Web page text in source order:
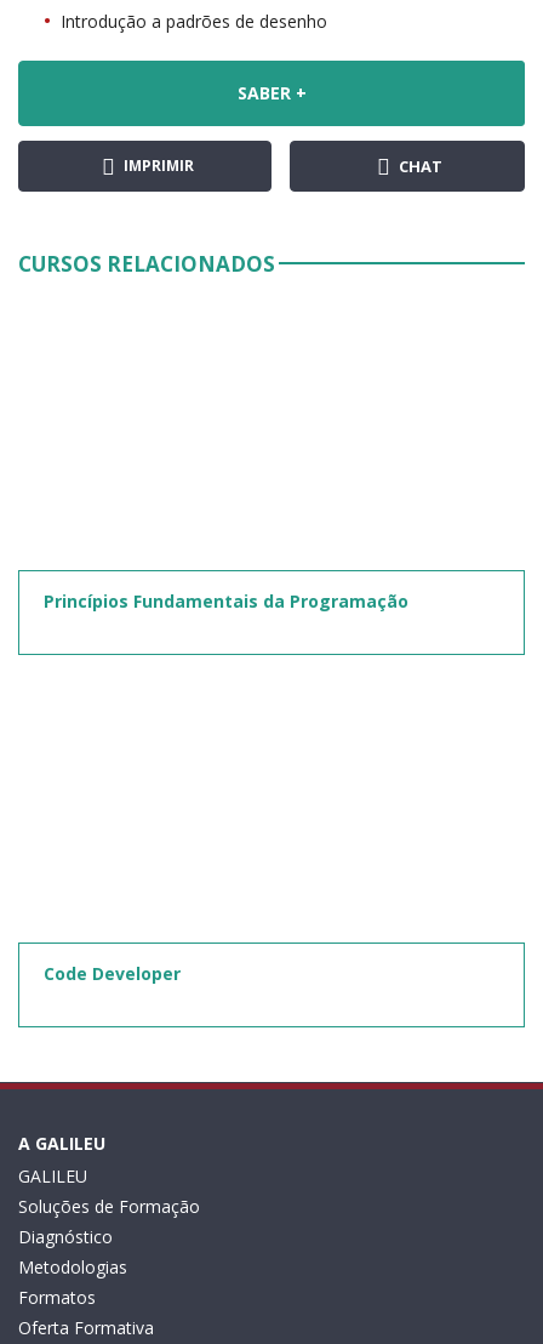
Introdução a padrões de desenho
SABER +
IMPRIMIR CHAT
CURSOS RELACIONADOS
Princípios Fundamentais da Programação
Code Developer
A GALILEU
GALILEU
Soluções de Formação
Diagnóstico
Metodologias
Formatos
Oferta Formativa